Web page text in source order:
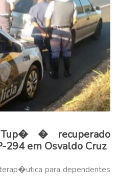
� recuperado
294 em Osvaldo Cruz
para dependentes